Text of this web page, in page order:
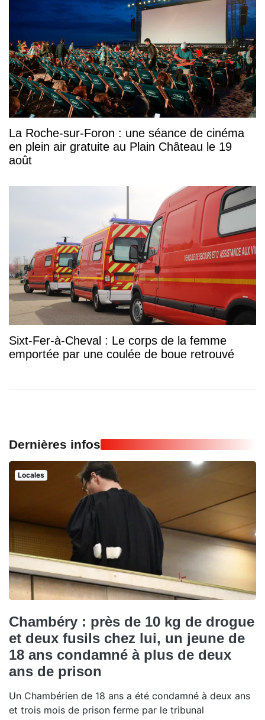
La Roche-sur-Foron : une séance de cinéma
en plein air gratuite au Plain Château le 19
août
Sixt-Fer-à-Cheval : Le corps de la femme
emportée par une coulée de boue retrouvé
Dernières infos
Locales
Chambéry : près de 10 kg de drogue
et deux fusils chez lui, un jeune de
18 ans condamné à plus de deux
ans de prison
Un Chambérien de 18 ans a été condamné à deux ans
et trois mois de prison ferme par le tribunal